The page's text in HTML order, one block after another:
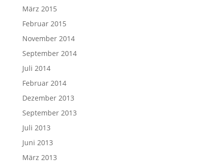
März 2015
Februar 2015
November 2014
September 2014
Juli 2014
Februar 2014
Dezember 2013
September 2013
Juli 2013
Juni 2013
März 2013